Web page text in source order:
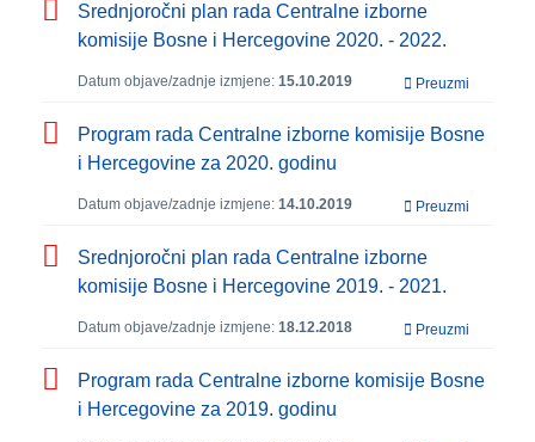
Srednjoročni plan rada Centralne izborne
komisije Bosne i Hercegovine 2020. - 2022.
Datum objave/zadnje izmjene: 15.10.2019 Preuzmi
Program rada Centralne izborne komisije Bosne
i Hercegovine za 2020. godinu
Datum objave/zadnje izmjene: 14.10.2019 Preuzmi
Srednjoročni plan rada Centralne izborne
komisije Bosne i Hercegovine 2019. - 2021.
Datum objave/zadnje izmjene: 18.12.2018 Preuzmi
Program rada Centralne izborne komisije Bosne
i Hercegovine za 2019. godinu